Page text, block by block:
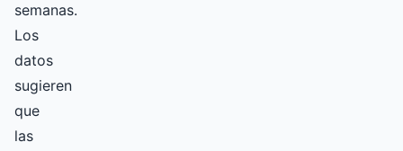
semanas.
Los
datos
sugieren
que
las